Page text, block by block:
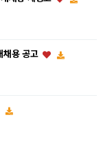
용 공고